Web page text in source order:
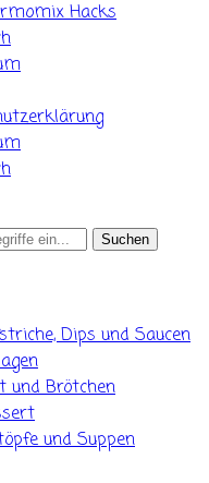
Hacks
Dips und Saucen
und Brötchen
und Suppen